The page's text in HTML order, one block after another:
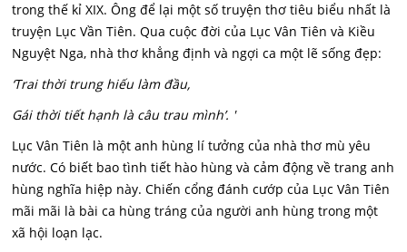
trong thế kỉ XIX. Ông để lại một số truyện thơ tiêu biểu nhất là
truyện Lục Vần Tiên. Qua cuộc đời của Lục Vân Tiên và Kiều
Nguyệt Nga, nhà thơ khẳng định và ngợi ca một lẽ sống đẹp:
‘Trai thời trung hiếu làm đầu,
Gái thời tiết hạnh là câu trau mình’. '
Lục Vân Tiên là một anh hùng lí tưởng của nhà thơ mù yêu
nước. Có biết bao tình tiết hào hùng và cảm động về trang anh
hùng nghĩa hiệp này. Chiến cổng đánh cướp của Lục Vân Tiên
mãi mãi là bài ca hùng tráng của người anh hùng trong một
xã hội loạn lạc.